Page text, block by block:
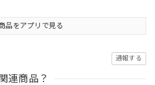
品をアプリで見る
通報する
連商品？